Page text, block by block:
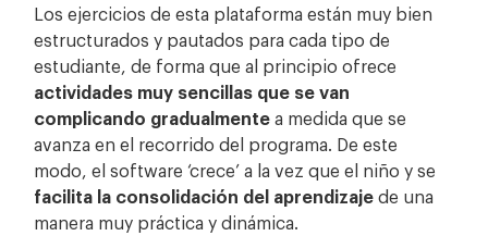
Los ejercicios de esta plataforma están muy bien
estructurados y pautados para cada tipo de
estudiante, de forma que al principio ofrece
actividades muy sencillas que se van
complicando gradualmentea medida que se
avanza en el recorrido del programa. De este
modo, el software ‘crece’ a la vez que el niño y se
facilita la consolidación del aprendizajede una
manera muy práctica y dinámica.